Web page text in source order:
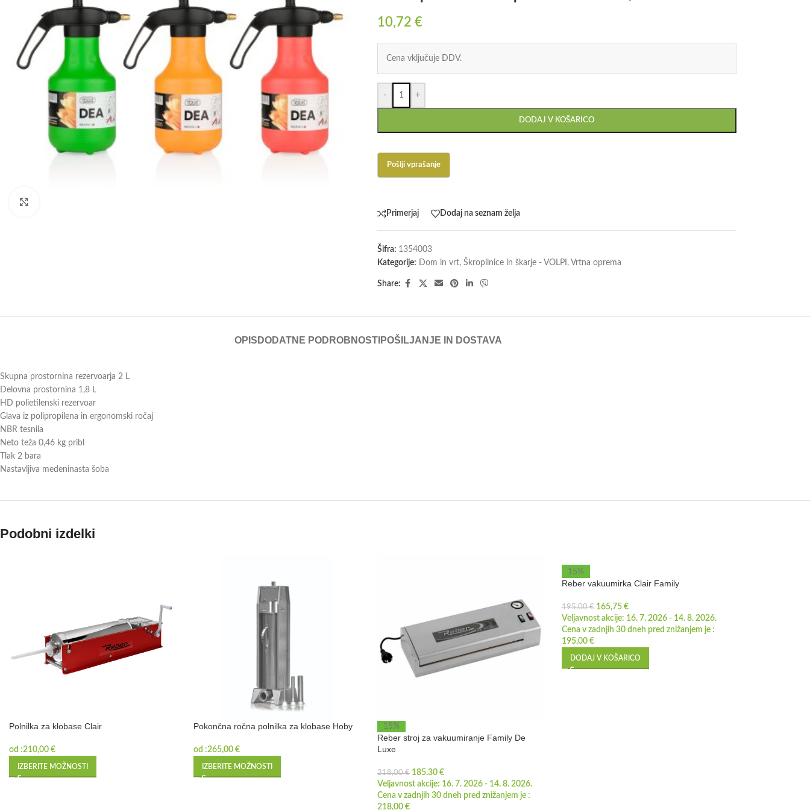
10,72 €
Cena vključuje DDV.
- +
DODAJ V KOŠARICO
Primerjaj Dodaj na seznam želja
Šifra: 1354003
Kategorije: Dom in vrt, Škropilnice in škarje - VOLPI , Vrtna oprema
Share:
OPIS DODATNE PODROBNOSTI POŠILJANJE IN DOSTAVA
Skupna prostornina rezervoarja 2 L
Delovna prostornina 1,8 L
HD polietilenski rezervoar
Glava iz polipropilena in ergonomski ročaj
NBR tesnila
Neto teža 0,46 kg pribl
Tlak 2 bara
Nastavljiva medeninasta šoba
Podobni izdelki
Polnilka za klobase Clair
od :210,00 €
IZBERITE MOŽNOSTI
Pokončna ročna polnilka za klobase Hoby
od :265,00 €
IZBERITE MOŽNOSTI
15%
Reber stroj za vakuumiranje Family De
Luxe
218,00€ 185,30 €
Veljavnost akcije: 16. 7. 2026 - 14. 8. 2026.
Cena v zadnjih 30 dneh pred znižanjem je :
218,00 €
15%
Reber vakuumirka Clair Family
195,00€ 165,75 €
Veljavnost akcije: 16. 7. 2026 - 14. 8. 2026.
Cena v zadnjih 30 dneh pred znižanjem je :
195,00 €
DODAJ V KOŠARICO